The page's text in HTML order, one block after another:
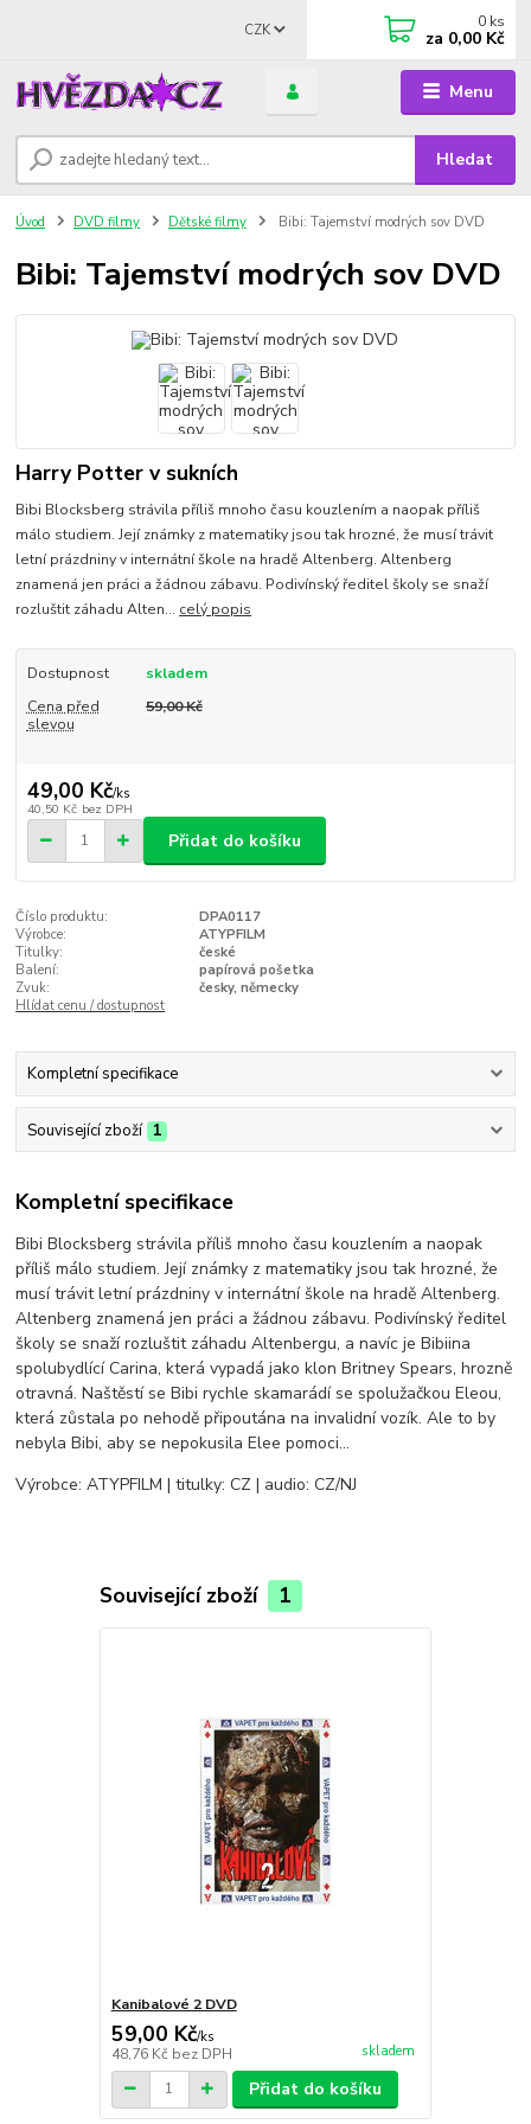
Menu
CZK
Hledat
0 ks
za 0,00 Kč
Úvod DVD filmy Dětské filmy Bibi: Tajemství modrých sov DVD
Bibi: Tajemství modrých sov DVD
Harry Potter v sukních
Bibi Blocksberg strávila příliš mnoho času kouzlením a naopak příliš
málo studiem. Její známky z matematiky jsou tak hrozné, že musí trávit
letní prázdniny v internátní škole na hradě Altenberg. Altenberg
znamená jen práci a žádnou zábavu. Podivínský ředitel školy se snaží
rozluštit záhadu Alten... celý popis
Dostupnost
skladem
Cena před
slevou
59,00 Kč
49,00 Kč/ks
40,50 Kč bez DPH
Přidat do košíku
Číslo produktu:
DPA0117
Výrobce:
ATYPFILM
Titulky:
české
Balení:
papírová pošetka
Zvuk:
česky, německy
Hlídat cenu / dostupnost
Kompletní specifikace
Související zboží 1
Kompletní specifikace
Bibi Blocksberg strávila příliš mnoho času kouzlením a naopak
příliš málo studiem. Její známky z matematiky jsou tak hrozné, že
musí trávit letní prázdniny v internátní škole na hradě Altenberg.
Altenberg znamená jen práci a žádnou zábavu. Podivínský ředitel
školy se snaží rozluštit záhadu Altenbergu, a navíc je Bibiina
spolubydlící Carina, která vypadá jako klon Britney Spears, hrozně
otravná. Naštěstí se Bibi rychle skamarádí se spolužačkou Eleou,
která zůstala po nehodě připoutána na invalidní vozík. Ale to by
nebyla Bibi, aby se nepokusila Elee pomoci…
Výrobce: ATYPFILM | titulky: CZ | audio: CZ/NJ
Související zboží 1
Kanibalové 2 DVD
59,00 Kč/ks
48,76 Kč bez DPH skladem
Přidat do košíku